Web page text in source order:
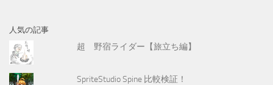
人気の記事
超 野宿ライダー【旅立ち編】
SpriteStudio Spine 比較検証！